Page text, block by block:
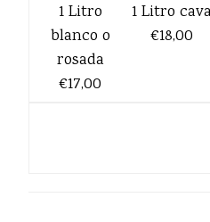
1 Litro
blanco o
rosada
€17,00
1 Litro cava
€18,00